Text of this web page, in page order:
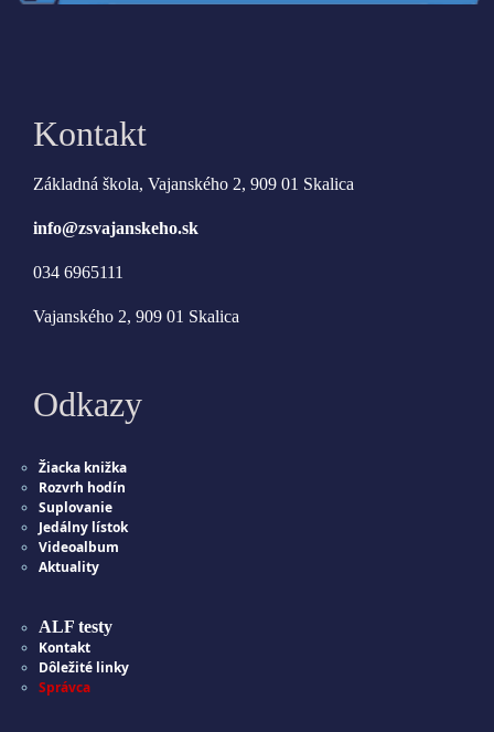
Kontakt
Základná škola, Vajanského 2, 909 01 Skalica
info@zsvajanskeho.sk
034 6965111
Vajanského 2, 909 01 Skalica
Odkazy
Žiacka knižka
Rozvrh hodín
Suplovanie
Jedálny lístok
Videoalbum
Aktuality
ALF testy
Kontakt
Dôležité linky
Správca